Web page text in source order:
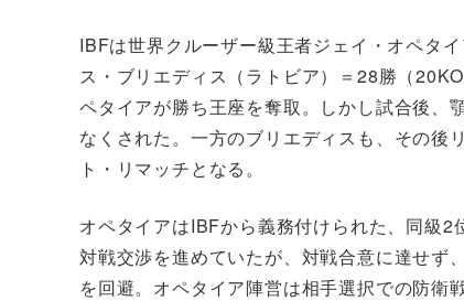
IBFは世界クルーザー級王者ジェイ・オペタ
ス・ブリエディス（ラトビア）＝28勝（
ペタイアが勝ち王座を奪取。しかし試合後、
なくされた。一方のブリエディスも、その後
ト・リマッチとなる。
オペタイアはIBFから義務付けられた、同級
対戦交渉を進めていたが、対戦合意に達せず
を回避。オペタイア陣営は相手選択での防衛